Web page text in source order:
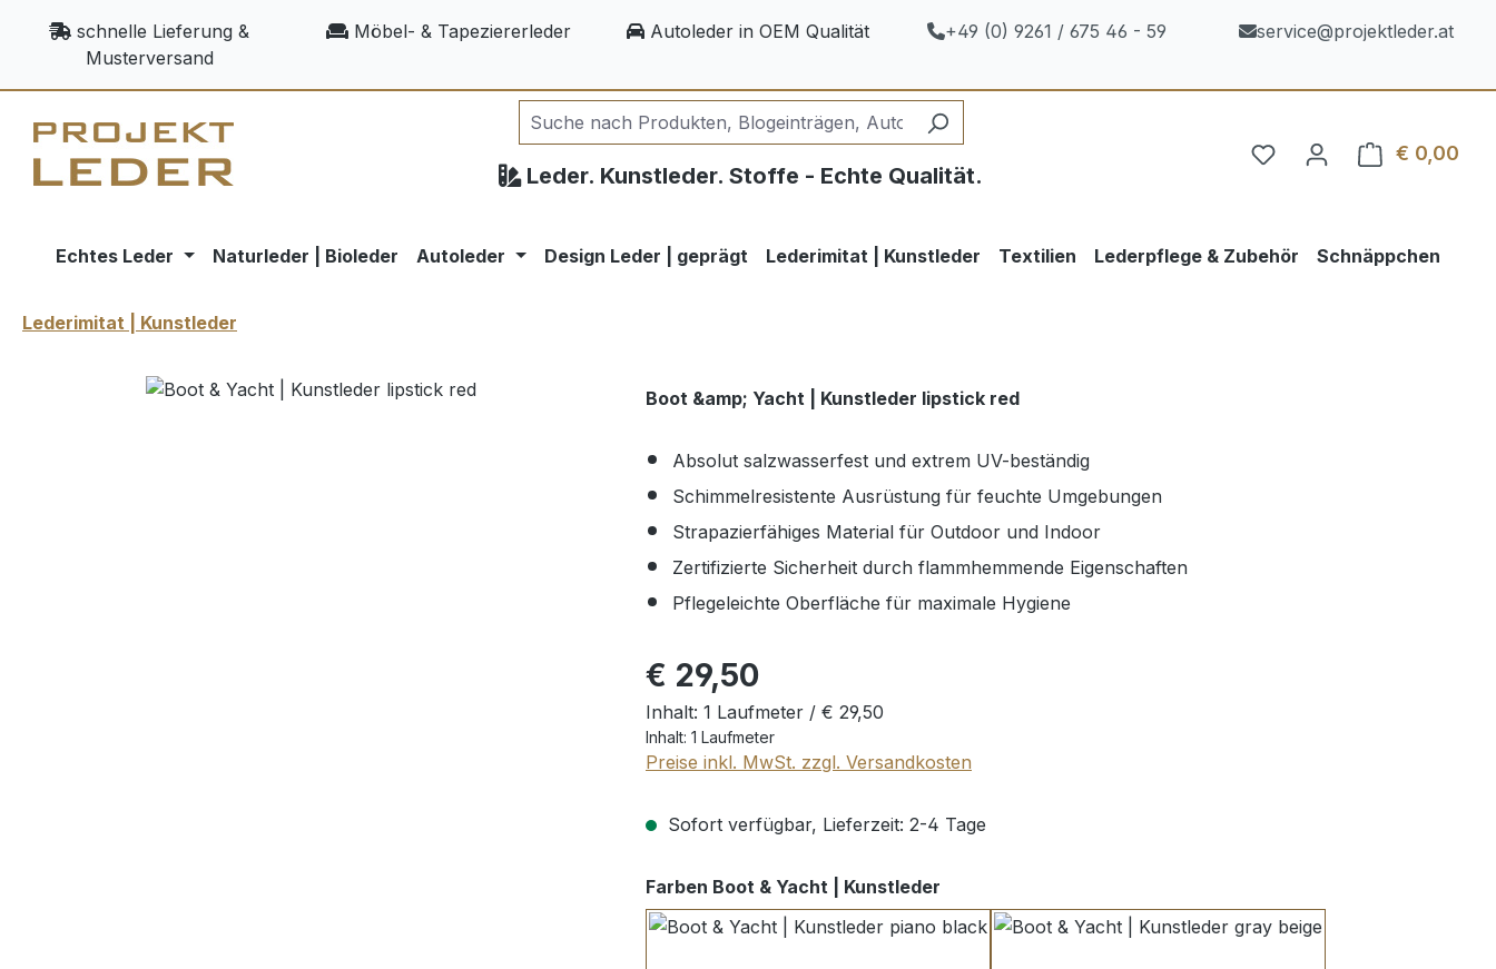
Hauptinhalt springen
Zur Suche springen
Zur Hauptnavigation springen
schnelle Lieferung &
Musterversand
Möbel- & Tapeziererleder Autoleder in OEM Qualität +49 (0) 9261 / 675 46 - 59 service@projektleder.at
Leder. Kunstleder. Stoffe - Echte Qualität.
€ 0,00
Echtes Leder Naturleder | Bioleder Autoleder Design Leder | geprägt Lederimitat | Kunstleder Textilien Lederpflege & Zubehör Schnäppchen
Lederimitat | Kunstleder
Bildergalerie überspringen Boot &amp; Yacht | Kunstleder lipstick red
Absolut salzwasserfest und extrem UV-beständig
Schimmelresistente Ausrüstung für feuchte Umgebungen
Strapazierfähiges Material für Outdoor und Indoor
Zertifizierte Sicherheit durch flammhemmende Eigenschaften
Pflegeleichte Oberfläche für maximale Hygiene
Regulärer Preis:
€ 29,50
Inhalt: 1 Laufmeter / € 29,50
Inhalt: 1 Laufmeter
Preise inkl. MwSt. zzgl. Versandkosten
Sofort verfügbar, Lieferzeit: 2-4 Tage
Farben Boot & Yacht | Kunstleder